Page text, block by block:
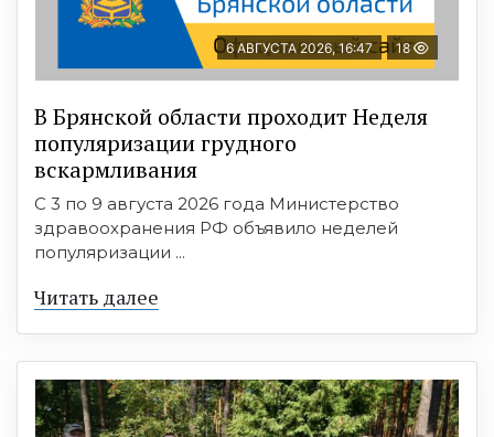
6 АВГУСТА 2026, 16:47 18
В Брянской области проходит Неделя
популяризации грудного
вскармливания
С 3 по 9 августа 2026 года Министерство
здравоохранения РФ объявило неделей
популяризации ...
Читать далее